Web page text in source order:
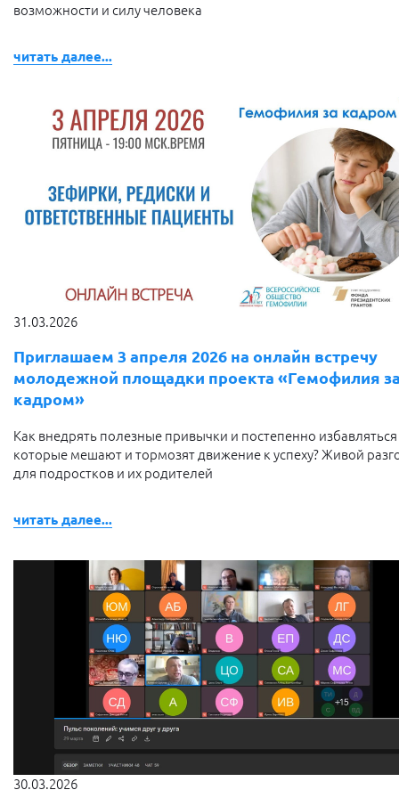
возможности и силу человека
читать далее...
31.03.2026
Приглашаем 3 апреля 2026 на онлайн встречу
молодежной площадки проекта «Гемофилия
кадром»
Как внедрять полезные привычки и постепенно избавляться
которые мешают и тормозят движение к успеху? Живой
для подростков и их родителей
читать далее...
30.03.2026